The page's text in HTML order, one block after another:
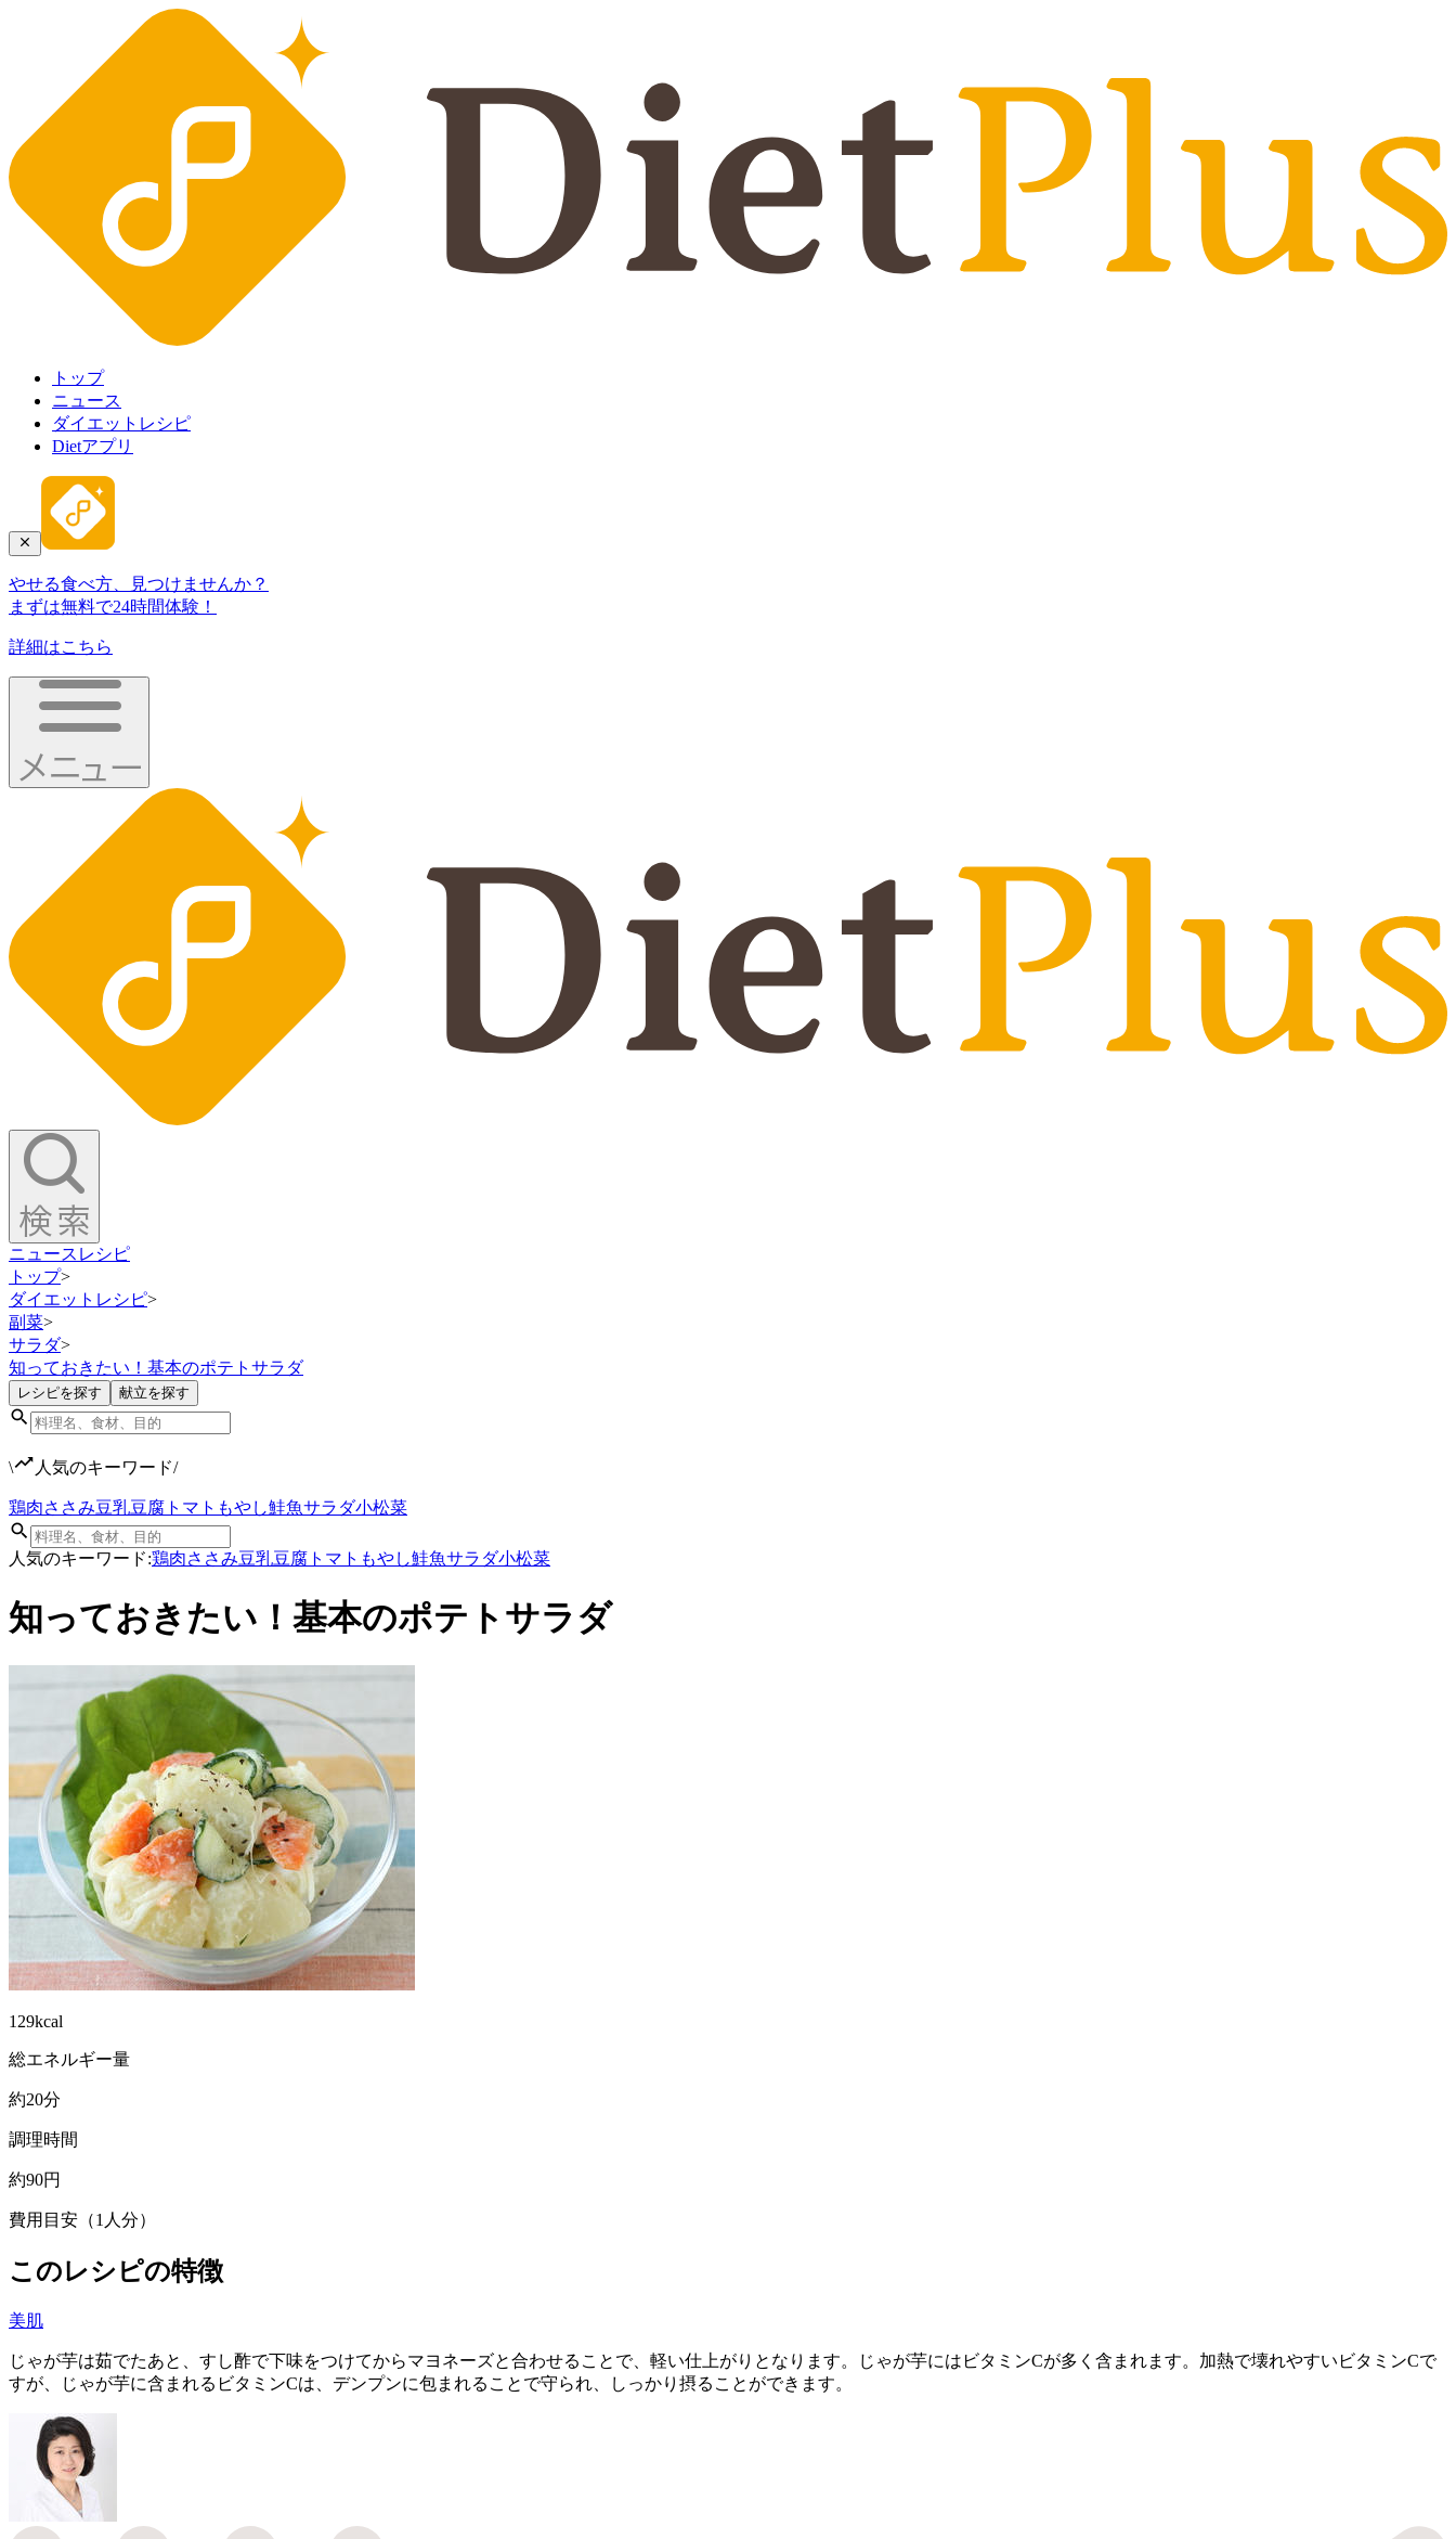
トップ
ニュース
ダイエットレシピ
Dietアプリ
やせる食べ方、見つけませんか？
まずは無料で24時間体験！
詳細はこちら
ニュース レシピ
トップ>
ダイエットレシピ>
副菜>
サラダ>
知っておきたい！基本のポテトサラダ
レシピを探す 献立を探す
\ 人気のキーワード/
鶏肉ささみ豆乳豆腐 トマト もやし鮭魚サラダ小松菜
人気のキーワード:鶏肉ささみ豆乳豆腐 トマト もやし鮭魚サラダ小松菜
知っておきたい！基本のポテトサラダ
129kcal
総エネルギー量
約20分
調理時間
約90円
費用目安（1人分）
このレシピの特徴
美肌
じゃが芋は茹でたあと、すし酢で下味をつけてからマヨネーズと合わせることで、軽い仕上がりとなります。じゃが芋にはビタミンCが多く含まれます。加熱で壊れやすいビタミンCで
すが、じゃが芋に含まれるビタミンCは、デンプンに包まれることで守られ、しっかり摂ることができます。